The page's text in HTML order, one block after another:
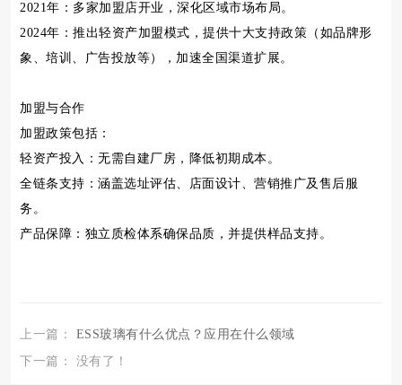
2021年：多家加盟店开业，深化区域市场布局。
2024年：推出轻资产加盟模式，提供十大支持政策（如品牌形
象、培训、广告投放等），加速全国渠道扩展。
加盟与合作
加盟政策包括：
轻资产投入：无需自建厂房，降低初期成本。
全链条支持：涵盖选址评估、店面设计、营销推广及售后服
务。
产品保障：独立质检体系确保品质，并提供样品支持。
上一篇： ESS玻璃有什么优点？应用在什么领域
下一篇： 没有了！